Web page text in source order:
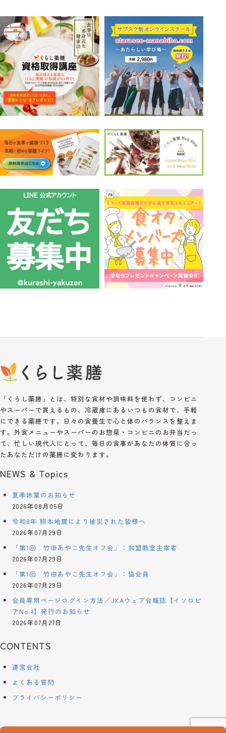
「くらし薬膳」とは、特別な食材や調味料を使わず、コンビニ
やスーパーで買えるもの、冷蔵庫にあるいつもの食材で、手軽
にできる薬膳です。日々の食養生で心と体のバランスを整えま
す。外食メニューやスーパーのお惣菜・コンビニのお弁当だっ
て、忙しい現代人にとって、毎日の食事があなたの体質に合っ
たあなただけの薬膳に変わります。
NEWS & Topics
夏季休業のお知らせ
2026年08月05日
令和8年 熊本地震により被災された皆様へ
2026年07月29日
「第1回 竹田あやこ先生オフ会」：加盟教室主宰者
2026年07月29日
「第1回 竹田あやこ先生オフ会」：協会員
2026年07月29日
会員専用ページログイン方法／JKAウェブ会報誌【イソロピ
アNo.4】発行のお知らせ
2026年07月27日
CONTENTS
運営会社
よくある質問
プライバシーポリシー